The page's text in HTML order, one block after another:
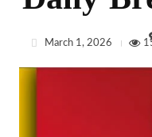
March 1, 2026